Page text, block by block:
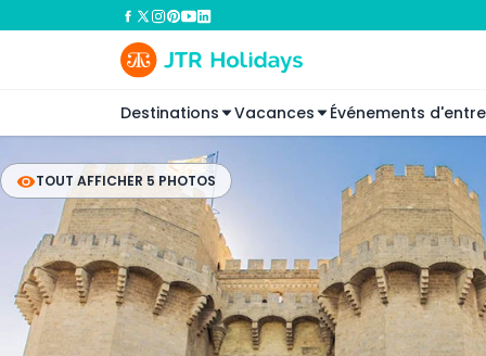
Destinations Vacances Événements
TOUT AFFICHER 5 PHOTOS